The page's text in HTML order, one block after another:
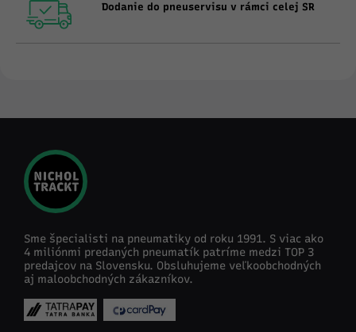
Dodanie do pneuservisu v rámci celej SR
Sme špecialisti na pneumatiky od roku 1991. S viac ako
4 miliónmi predaných pneumatík patríme medzi TOP 3
predajcov na Slovensku. Obsluhujeme veľkoobchodných
aj maloobchodných zákazníkov.